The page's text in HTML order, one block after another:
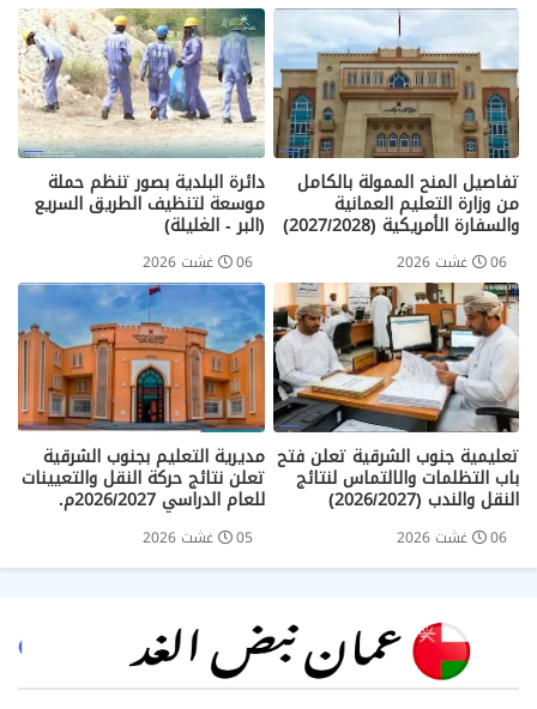
تفاصيل المنح الممولة بالكامل
من وزارة التعليم العمانية
والسفارة الأمريكية (2027/2028)
06 غشت 2026
دائرة البلدية بصور تنظم حملة
موسعة لتنظيف الطريق السريع
(البر - الغليلة)
06 غشت 2026
تعليمية جنوب الشرقية تعلن فتح
باب التظلمات والالتماس لنتائج
النقل والندب (2026/2027)
06 غشت 2026
مديرية التعليم بجنوب الشرقية
تعلن نتائج حركة النقل والتعيينات
للعام الدراسي 2026/2027م.
05 غشت 2026